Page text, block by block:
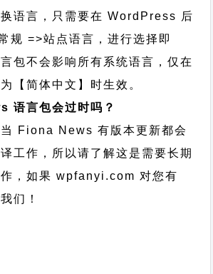
语言，只需要在 WordPress 后
规 =>站点语言，进行选择即
包不会影响所有系统语言，仅在
【简体中文】时生效。
语言包会过时吗？
Fiona News 有版本更新都会
工作，所以请了解这是需要长期
，如果 wpfanyi.com 对您有
们！